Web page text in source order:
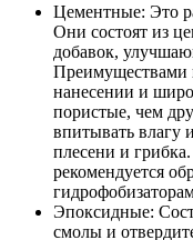
Цементные: Это
Они состоят из
добавок,
Преимуществами
нанесении и
пористые, чем
впитывать влагу
плесени и
рекомендуется
Эпоксидные:
смолы и